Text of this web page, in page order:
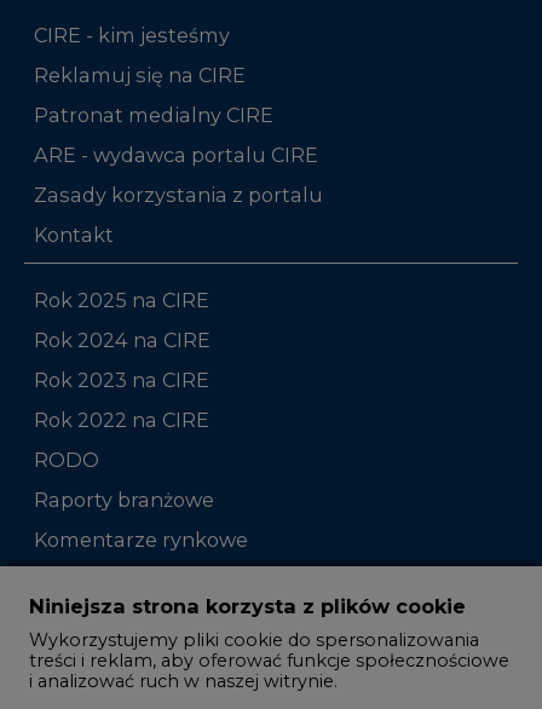
CIRE - kim jesteśmy
Reklamuj się na CIRE
Patronat medialny CIRE
ARE - wydawca portalu CIRE
Zasady korzystania z portalu
Kontakt
Rok 2025 na CIRE
Rok 2024 na CIRE
Rok 2023 na CIRE
Rok 2022 na CIRE
RODO
Raporty branżowe
Komentarze rynkowe
Zmiany kadrowe na rynku
Studio CIRE
Rozmowy o energetyce
Niniejsza strona korzysta z plików cookie
Wykorzystujemy pliki cookie do spersonalizowania
treści i reklam, aby oferować funkcje społecznościowe
i analizować ruch w naszej witrynie.